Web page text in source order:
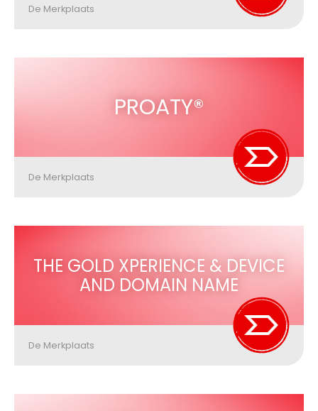
De Merkplaats
PROATY®
De Merkplaats
THE GOLD XPERIENCE & DEVICE
AND DOMAIN NAME
De Merkplaats